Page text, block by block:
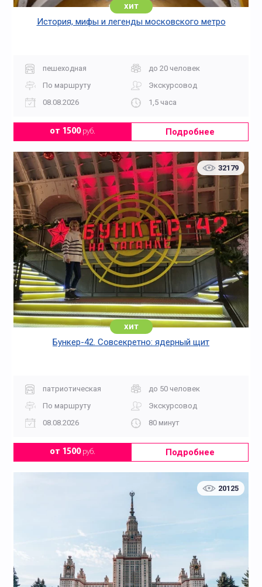
хит
История, мифы и легенды московского метро
пешеходная
до 20 человек
По маршруту
Экскурсовод
08.08.2026
1,5 часа
от 1500руб. Подробнее
32179
хит
Бункер-42. Совсекретно: ядерный щит
патриотическая
до 50 человек
По маршруту
Экскурсовод
08.08.2026
80 минут
от 1500руб. Подробнее
20125